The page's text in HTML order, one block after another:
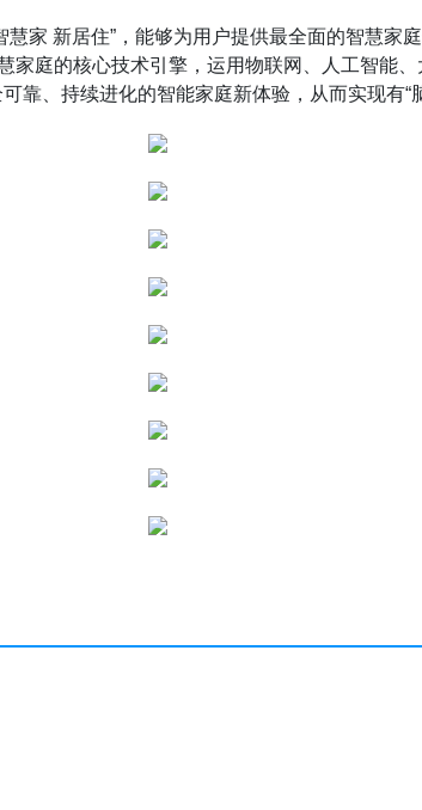
家 新居住”，能够为用户提供最全面的智慧家
庭的核心技术引擎，运用物联网、人工智能
、持续进化的智能家庭新体验，从而实现有“